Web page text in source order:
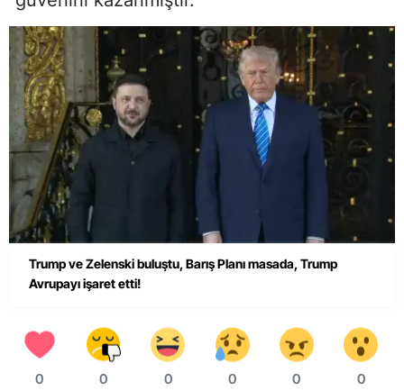
Trump ve Zelenski buluştu, Barış Planı masada, Trump
Avrupayı işaret etti!
0 0 0 0 0 0